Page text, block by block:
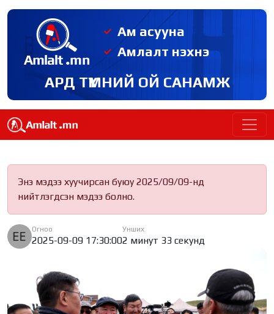
Ам асууна
Амлалт нэхнэ
АРД ТҮМНИЙ ОЙ САНАМЖ
Энэ мэдээ хуучирсан буюу 2025/09/09-нд
нийтлэгдсэн мэдээ болно.
Огноо
2025-09-09 17:30:00
Унших
2 минут 33 секунд